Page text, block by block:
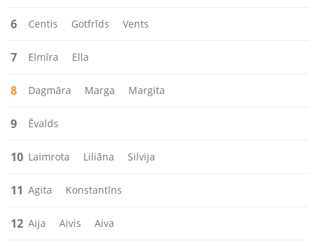
6 Centis Gotfrīds Vents
7 Elmīra Ella
8 Dagmāra Marga Margita
9 Ēvalds
10 Laimrota Liliāna Silvija
11 Agita Konstantīns
12 Aija Aivis Aiva